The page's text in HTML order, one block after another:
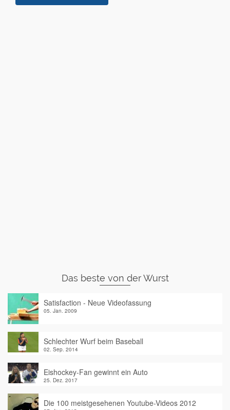
Das beste von der Wurst
Satisfaction - Neue Videofassung
05. Jan. 2009
Schlechter Wurf beim Baseball
02. Sep. 2014
Eishockey-Fan gewinnt ein Auto
25. Dez. 2017
Die 100 meistgesehenen Youtube-Videos 2012